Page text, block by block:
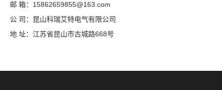
邮 箱：15862659855@163.com
公 司：昆山科瑞艾特电气有限公司
地 址：江苏省昆山市古城路668号